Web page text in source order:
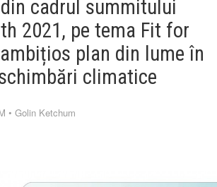
cadrul summitului
2021, pe tema Fit for
plan din lume în
climatice
• Golin Ketchum